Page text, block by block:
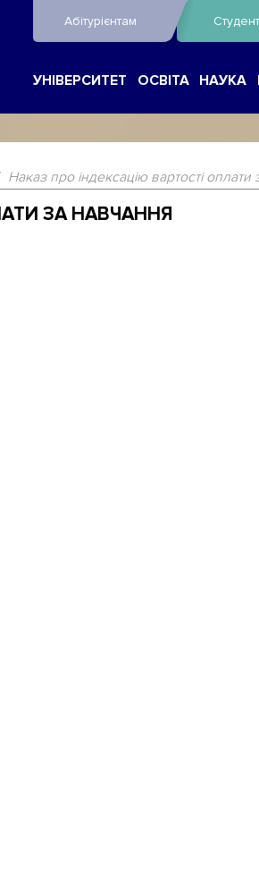
Абітурієнтам
УНІВЕРСИТЕТ ОСВІТА НАУКА
Наказ про індексацію вартості оплати
ЗА НАВЧАННЯ